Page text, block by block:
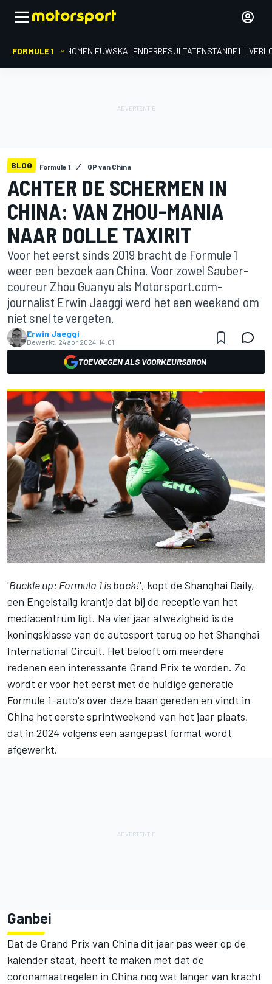
FORMULE 1 HOMENIEUWSKALENDERRESULTATENSTANDF1
BLOG Formule 1 GP van China
ACHTER DE SCHERMEN IN
CHINA: VAN ZHOU-MANIA
NAAR DOLLE TAXIRIT
Voor het eerst sinds 2019 bracht de Formule 1
weer een bezoek aan China. Voor zowel Sauber-
coureur Zhou Guanyu als Motorsport.com-
journalist Erwin Jaeggi werd het een weekend om
niet snel te vergeten.
Erwin Jaeggi
Bewerkt: 24 apr 2024, 14:01
TOEVOEGEN ALS VOORKEURSBRON
'Buckle up: Formula 1 is back!', kopt de Shanghai Daily,
een Engelstalig krantje dat bij de receptie van het
mediacentrum ligt. Na vier jaar afwezigheid is de
koningsklasse van de autosport terug op het Shanghai
International Circuit. Het belooft om meerdere
redenen een interessante Grand Prix te worden. Zo
wordt er voor het eerst met de huidige generatie
Formule 1-auto's over deze baan gereden en vindt in
China het eerste sprintweekend van het jaar plaats,
dat in 2024 volgens een aangepast format wordt
afgewerkt.
Ganbei
Dat de Grand Prix van China dit jaar pas weer op de
kalender staat, heeft te maken met dat de
coronamaatregelen in China nog wat langer van kracht